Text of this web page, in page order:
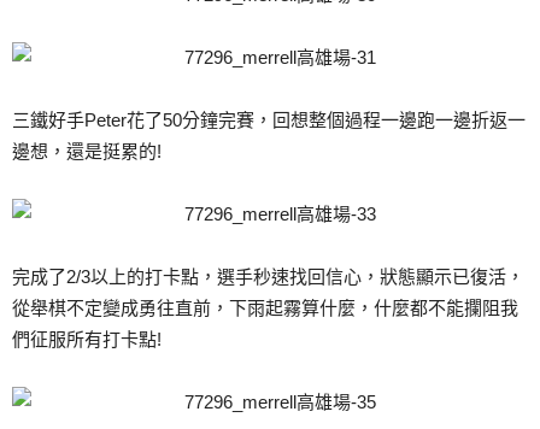
三鐵好手Peter花了50分鐘完賽，回想整個過程一邊跑一邊折返一
邊想，還是挺累的!
完成了2/3以上的打卡點，選手秒速找回信心，狀態顯示已復活，
從舉棋不定變成勇往直前，下雨起霧算什麼，什麼都不能攔阻我
們征服所有打卡點!